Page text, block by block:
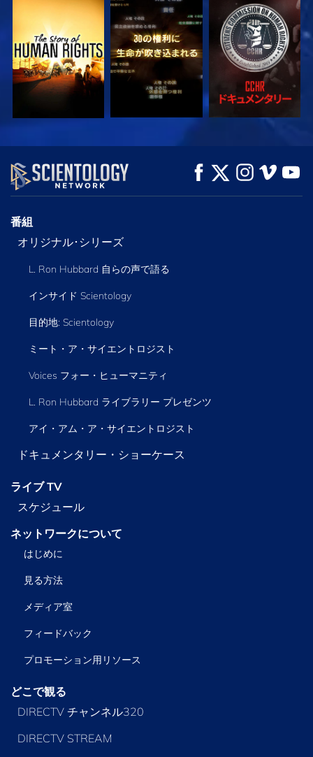
観る 観る 観る
観る シリーズを探求
番組
オリジナル･シリーズ
L. Ron Hubbard 自らの声で語る
インサイド Scientology
目的地: Scientology
ミート・ア・サイエントロジスト
Voices フォー・ヒューマニティ
L. Ron Hubbard ライブラリー プレゼンツ
アイ・アム・ア・サイエントロジスト
ドキュメンタリー・ショーケース
ライブ TV
スケジュール
ネットワークについて
はじめに
見る方法
メディア室
フィードバック
プロモーション用リソース
どこで観る
DIRECTV チャンネル320
DIRECTV STREAM